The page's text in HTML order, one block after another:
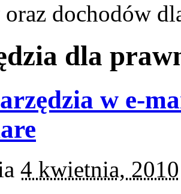
dochodów
dla
w e-
4 kwietnia, 2010